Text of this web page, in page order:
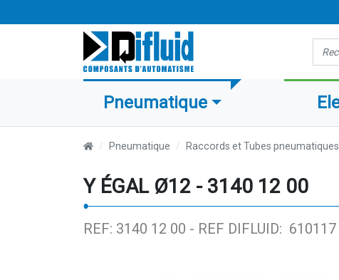
Pneumatique
Pneumatique Raccords et Tubes pneumatiques
Y ÉGAL Ø12 - 3140 12 00
REF: 3140 12 00 - REF DIFLUID: 610117